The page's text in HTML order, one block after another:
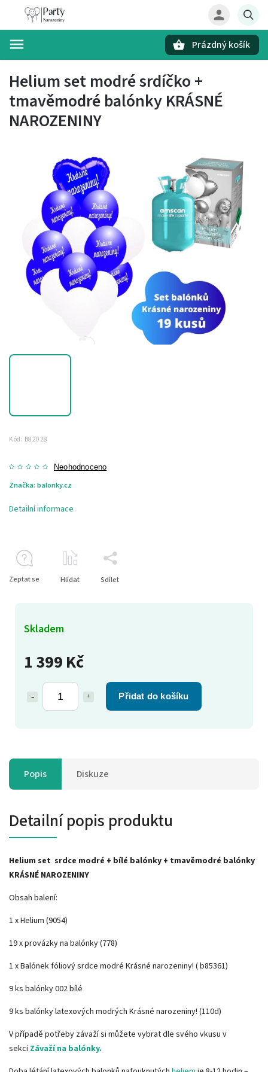
Prázdný košík
Helium set modré srdíčko +
tmavěmodré balónky KRÁSNÉ
NAROZENINY
Kód: B82028
Neohodnoceno
Značka: balonky.cz
1 399 Kč
Přidat do košíku
Skladem
Detailní informace
Zeptat se Hlídat Sdílet
Popis Diskuze
Detailní popis produktu
Helium set srdce modré + bílé balónky + tmavěmodré balónky
KRÁSNÉ NAROZENINY
Obsah balení:
1 x Helium (9054)
19 x provázky na balónky (778)
1 x Balónek fóliový srdce modré Krásné narozeniny! ( b85361)
9 ks balónky 002 bílé
9 ks balónky latexových modrých Krásné narozeniny! (110d)
V případě potřeby závaží si můžete vybrat dle svého vkusu v
sekci Závaží na balónky.